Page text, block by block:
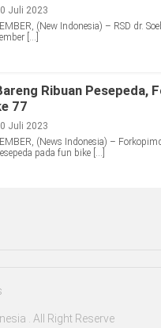
Juli 2023
(New Indonesia) – RSD dr.
[…]
Ribuan Pesepeda,
77
Juli 2023
(News Indonesia) –
pada fun bike […]
. All Right Reserve